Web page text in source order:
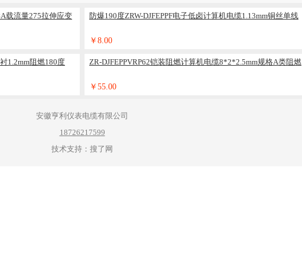
载流量275拉伸应变 防爆190度ZRW-DJFEPPF电子低卤计算机电缆1.13mm铜丝单线
￥8.00
1.2mm阻燃180度 ZR-DJFEPPVRP62铠装阻燃计算机电缆8*2*2.5mm规格A类阻燃
￥55.00
安徽亨利仪表电缆有限公司
18726217599
技术支持：搜了网